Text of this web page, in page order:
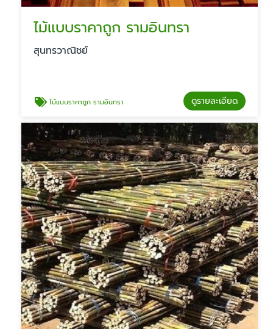
ไม้แบบราคาถูก รามอินทรา
สุนทรวาณิชย์
ไม้แบบราคาถูก รามอินทรา ดูรายละเอียด